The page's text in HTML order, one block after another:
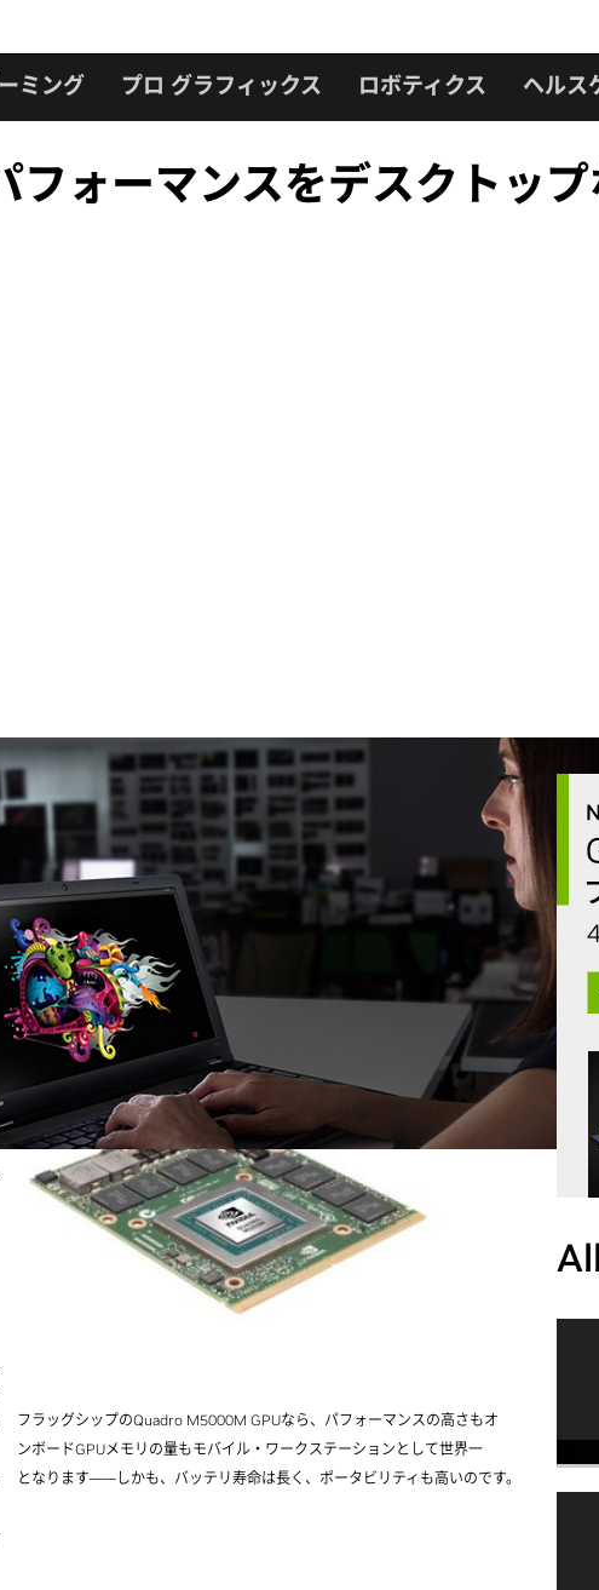
ミング プロ グラフィックス ロボティクス ヘルス
フォーマンスをデスクトッ
ンジニアという仕事は、いつ、どこでいいアイデアが湧く
切なツールにさっとアクセスできなければ、そのアイデア
も、モバイル・ワークステーション用NVIDIA Quadroグ
と柔軟性が得られるものは考えられません。
フラッグシップのQuadro M5000M GPUなら、パフォーマンスの高さもオ
ンボードGPUメモリの量もモバイル・ワークステーションとして世界一
となります――しかも、バッテリ寿命は長く、ポータビリティも高いのです。